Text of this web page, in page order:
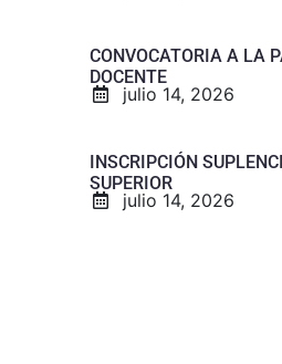
CONVOCATORIA A LA
DOCENTE
julio 14, 2026
INSCRIPCIÓN
SUPERIOR
julio 14, 2026